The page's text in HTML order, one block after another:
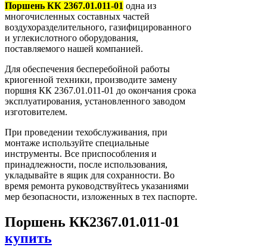
Поршень КК 2367.01.011-01 одна из
многочисленных составных частей
воздухоразделительного, газифицированного
и углекислотного оборудования,
поставляемого нашей компанией.
Для обеспечения бесперебойной работы
криогенной техники, производите замену
поршня КК 2367.01.011-01 до окончания срока
эксплуатирования, установленного заводом
изготовителем.
При проведении техобслуживания, при
монтаже используйте специальные
инструменты. Все приспособления и
принадлежности, после использования,
укладывайте в ящик для сохранности. Во
время ремонта руководствуйтесь указаниями
мер безопасности, изложенных в тех паспорте.
Поршень КК2367.01.011-01
купить